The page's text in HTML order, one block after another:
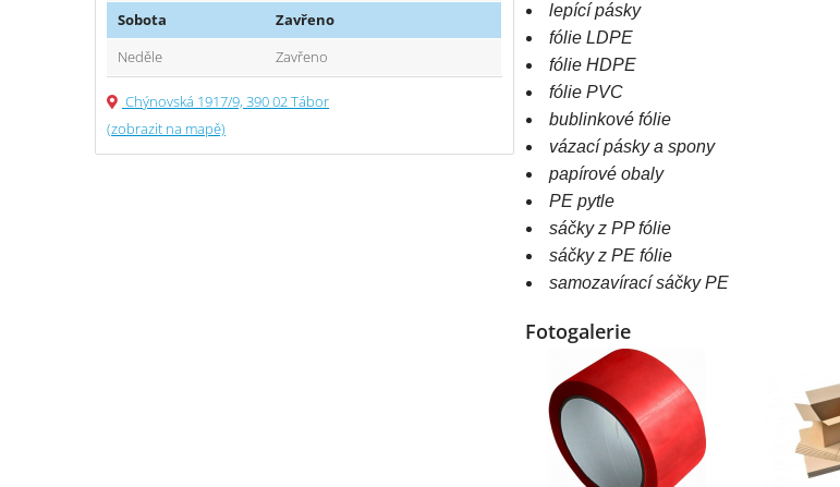
lepící pásky
fólie LDPE
fólie HDPE
fólie PVC
bublinkové fólie
vázací pásky a spony
papírové obaly
PE pytle
sáčky z PP fólie
sáčky z PE fólie
samozavírací sáčky PE
Fotogalerie
Sobota
Zavřeno
Neděle
Zavřeno
Chýnovská 1917/9, 390 02 Tábor
(zobrazit na mapě)